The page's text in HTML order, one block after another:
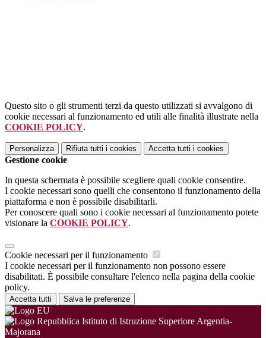
Questo sito o gli strumenti terzi da questo utilizzati si avvalgono di
cookie necessari al funzionamento ed utili alle finalità illustrate nella
COOKIE POLICY.
Personalizza Rifiuta tutti i cookies Accetta tutti i cookies
Gestione cookie
In questa schermata è possibile scegliere quali cookie consentire.
I cookie necessari sono quelli che consentono il funzionamento della
piattaforma e non è possibile disabilitarli.
Per conoscere quali sono i cookie necessari al funzionamento potete
visionare la COOKIE POLICY.
Cookie necessari per il funzionamento
I cookie necessari per il funzionamento non possono essere
disabilitati. È possibile consultare l'elenco nella pagina della cookie
policy.
Accetta tutti Salva le preferenze
Istituto di Istruzione Superiore Argentia-
Majorana